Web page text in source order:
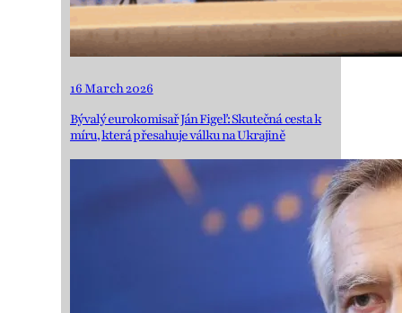
16 March 2026
Bývalý eurokomisař Ján Figeľ: Skutečná cesta k
míru, která přesahuje válku na Ukrajině